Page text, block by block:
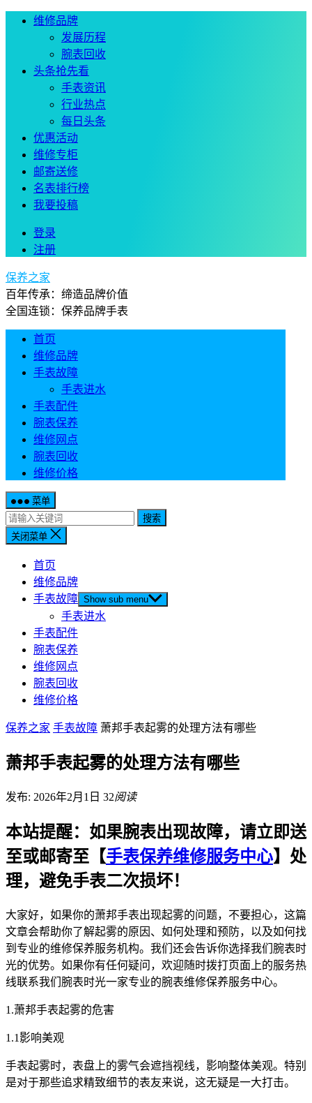
维修品牌
发展历程
腕表回收
头条抢先看
手表资讯
行业热点
每日头条
优惠活动
维修专柜
邮寄送修
名表排行榜
我要投稿
登录
注册
保养之家
百年传承：缔造品牌价值
全国连锁：保养品牌手表
首页
维修品牌
手表故障
手表进水
手表配件
腕表保养
维修网点
腕表回收
维修价格
菜单
搜索
关闭菜单
首页
维修品牌
手表故障 Show sub menu
手表进水
手表配件
腕表保养
维修网点
腕表回收
维修价格
保养之家 手表故障 萧邦手表起雾的处理方法有哪些
萧邦手表起雾的处理方法有哪些
发布: 2026年2月1日 32阅读
本站提醒：如果腕表出现故障，请立即送
至或邮寄至【手表保养维修服务中心】处
理，避免手表二次损坏！
大家好，如果你的萧邦手表出现起雾的问题，不要担心，这篇
文章会帮助你了解起雾的原因、如何处理和预防，以及如何找
到专业的维修保养服务机构。我们还会告诉你选择我们腕表时
光的优势。如果你有任何疑问，欢迎随时拨打页面上的服务热
线联系我们腕表时光一家专业的腕表维修保养服务中心。
1.萧邦手表起雾的危害
1.1影响美观
手表起雾时，表盘上的雾气会遮挡视线，影响整体美观。特别
是对于那些追求精致细节的表友来说，这无疑是一大打击。